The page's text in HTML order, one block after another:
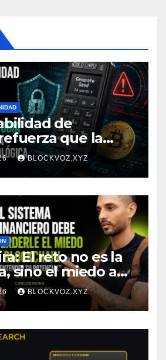
de
que la
de la autocustodia
toda la cadena
afirma CoinEx
BLOCKVOZ.XYZ
El reto no es la
sino el miedo a
BLOCKVOZ.XYZ